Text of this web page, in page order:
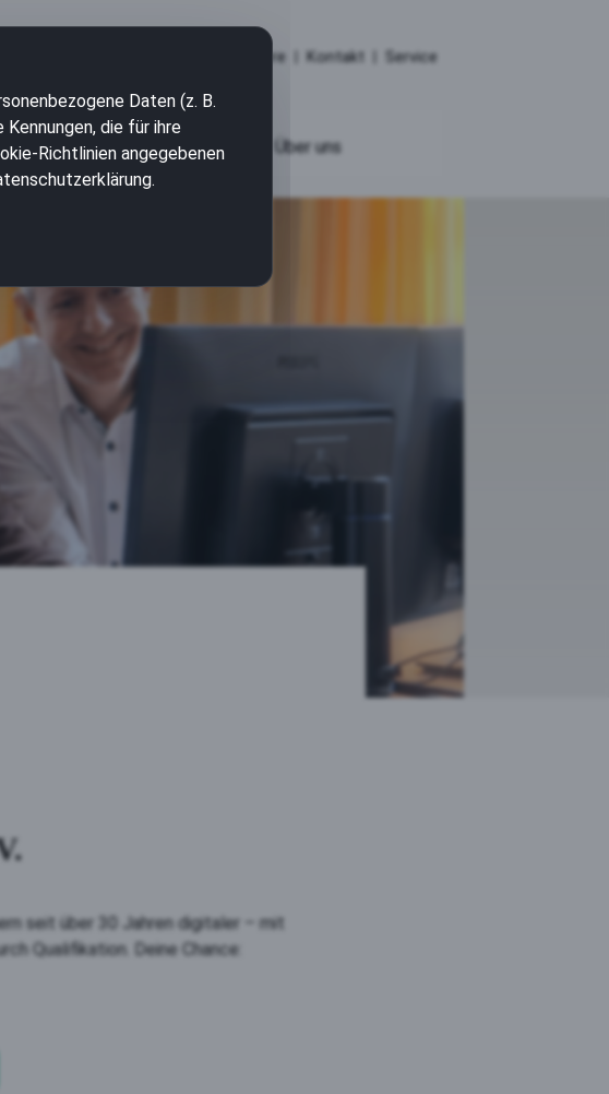
Karriere Kontakt Service
S&N talents S&N medical Über uns
seit über 30 Jahren digitaler – mit
Qualifikation. Deine Chance:
Daten (z. B.
die für ihre
Richtlinien angegebenen